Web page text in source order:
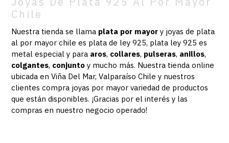
Chile
Nuestra tienda se llama plata por mayor y joyas de plata
al por mayor chile es plata de ley 925, plata ley 925 es
metal especial y para aros, collares, pulseras, anillos,
colgantes, conjunto y mucho más. Nuestra tienda online
ubicada en Viña Del Mar, Valparaíso Chile y nuestros
clientes compra joyas por mayor variedad de productos
que están disponibles. ¡Gracias por el interés y las
compras en nuestro negocio operado!